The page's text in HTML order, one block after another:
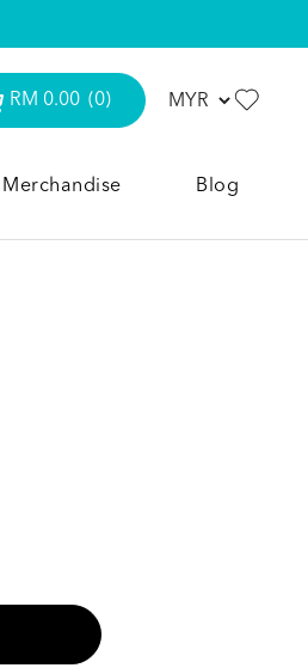
RM 0.00 (0)
Merchandise Blog